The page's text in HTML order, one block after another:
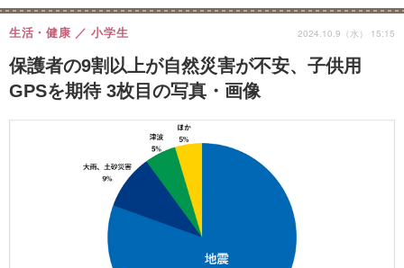
保護者の9割以上が自然災害が不安、子供用
GPSを期待 3枚目の写真・画像
生活・健康 小学生 2024.10.9（水） 15:15